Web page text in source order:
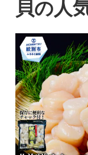
貝の人